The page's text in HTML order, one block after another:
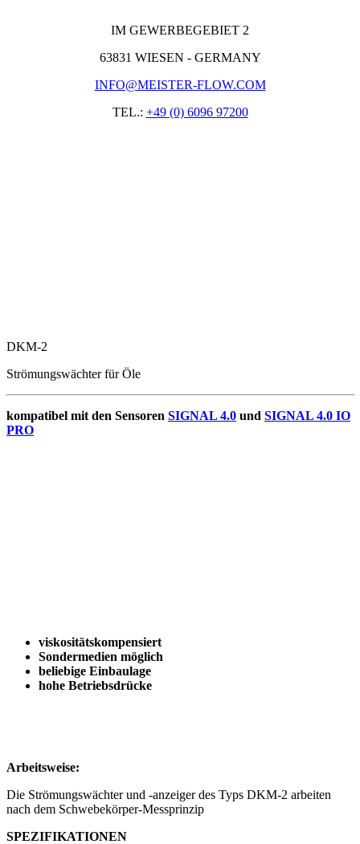
IM GEWERBEGEBIET 2
63831 WIESEN - GERMANY
INFO@MEISTER-FLOW.COM
TEL.: +49 (0) 6096 97200
DKM-2
Strömungswächter für Öle
kompatibel mit den Sensoren SIGNAL 4.0 und SIGNAL 4.0 IO
PRO
viskositätskompensiert
Sondermedien möglich
beliebige Einbaulage
hohe Betriebsdrücke
Arbeitsweise:
Die Strömungswächter und -anzeiger des Typs DKM-2 arbeiten
nach dem Schwebekörper-Messprinzip
SPEZIFIKATIONEN